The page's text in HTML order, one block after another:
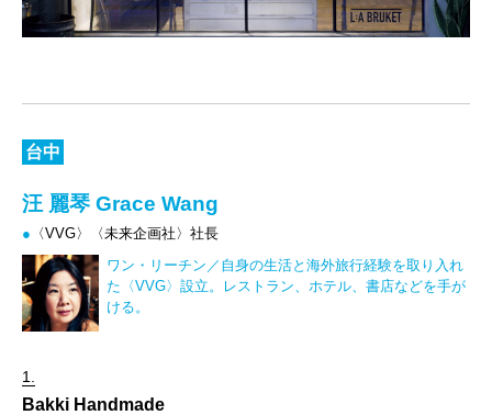
台中
汪 麗琴 Grace Wang
● 〈VVG〉〈未来企画社〉社長
ワン・リーチン／自身の生活と海外旅行経験を取り入れ
た〈VVG〉設立。レストラン、ホテル、書店などを手が
ける。
1.
Bakki Handmade